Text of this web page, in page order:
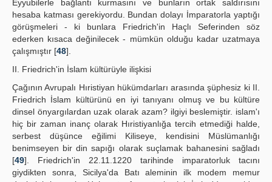
Eyyubilerle bağlantı kurmasını ve bunların ortak saldırısını
hesaba katması gerekiyordu. Bundan dolayı İmparatorla yaptığı
görüşmeleri - ki bunlara Friedrich'in Haçlı Seferinden söz
ederken kısaca değinilecek - mümkün olduğu kadar uzatmaya
çalışmıştır [48].
II. Friedrich'in İslam kültürüyle ilişkisi
Çağının Avrupalı Hıristiyan hükümdarları arasında şüphesiz ki II.
Friedrich İslam kültürünü en iyi tanıyanı olmuş ve bu kültüre
dinsel önyargılardan uzak olarak azam? ilgiyi beslemiştir. islam'ı
hiç bir zaman inanç olarak Hıristiyanlığa tercih etmediği halde,
serbest düşünce eğilimi Kiliseye, kendisini Müslümanlığı
benimseyen bir din sapığı olarak suçlamak bahanesini sağladı
[49]. Friedrich'in 22.11.1220 tarihinde imparatorluk tacını
giydikten sonra, Sicilya'da Batı aleminin ilk modem memur